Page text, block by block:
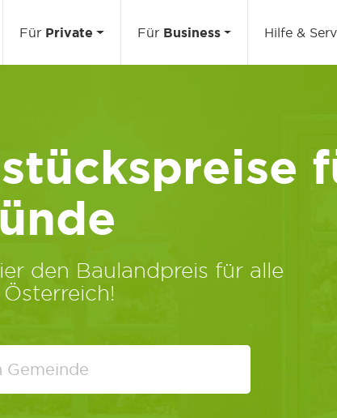
Für Private Für Business Hilfe &
den Baulandpreis für alle